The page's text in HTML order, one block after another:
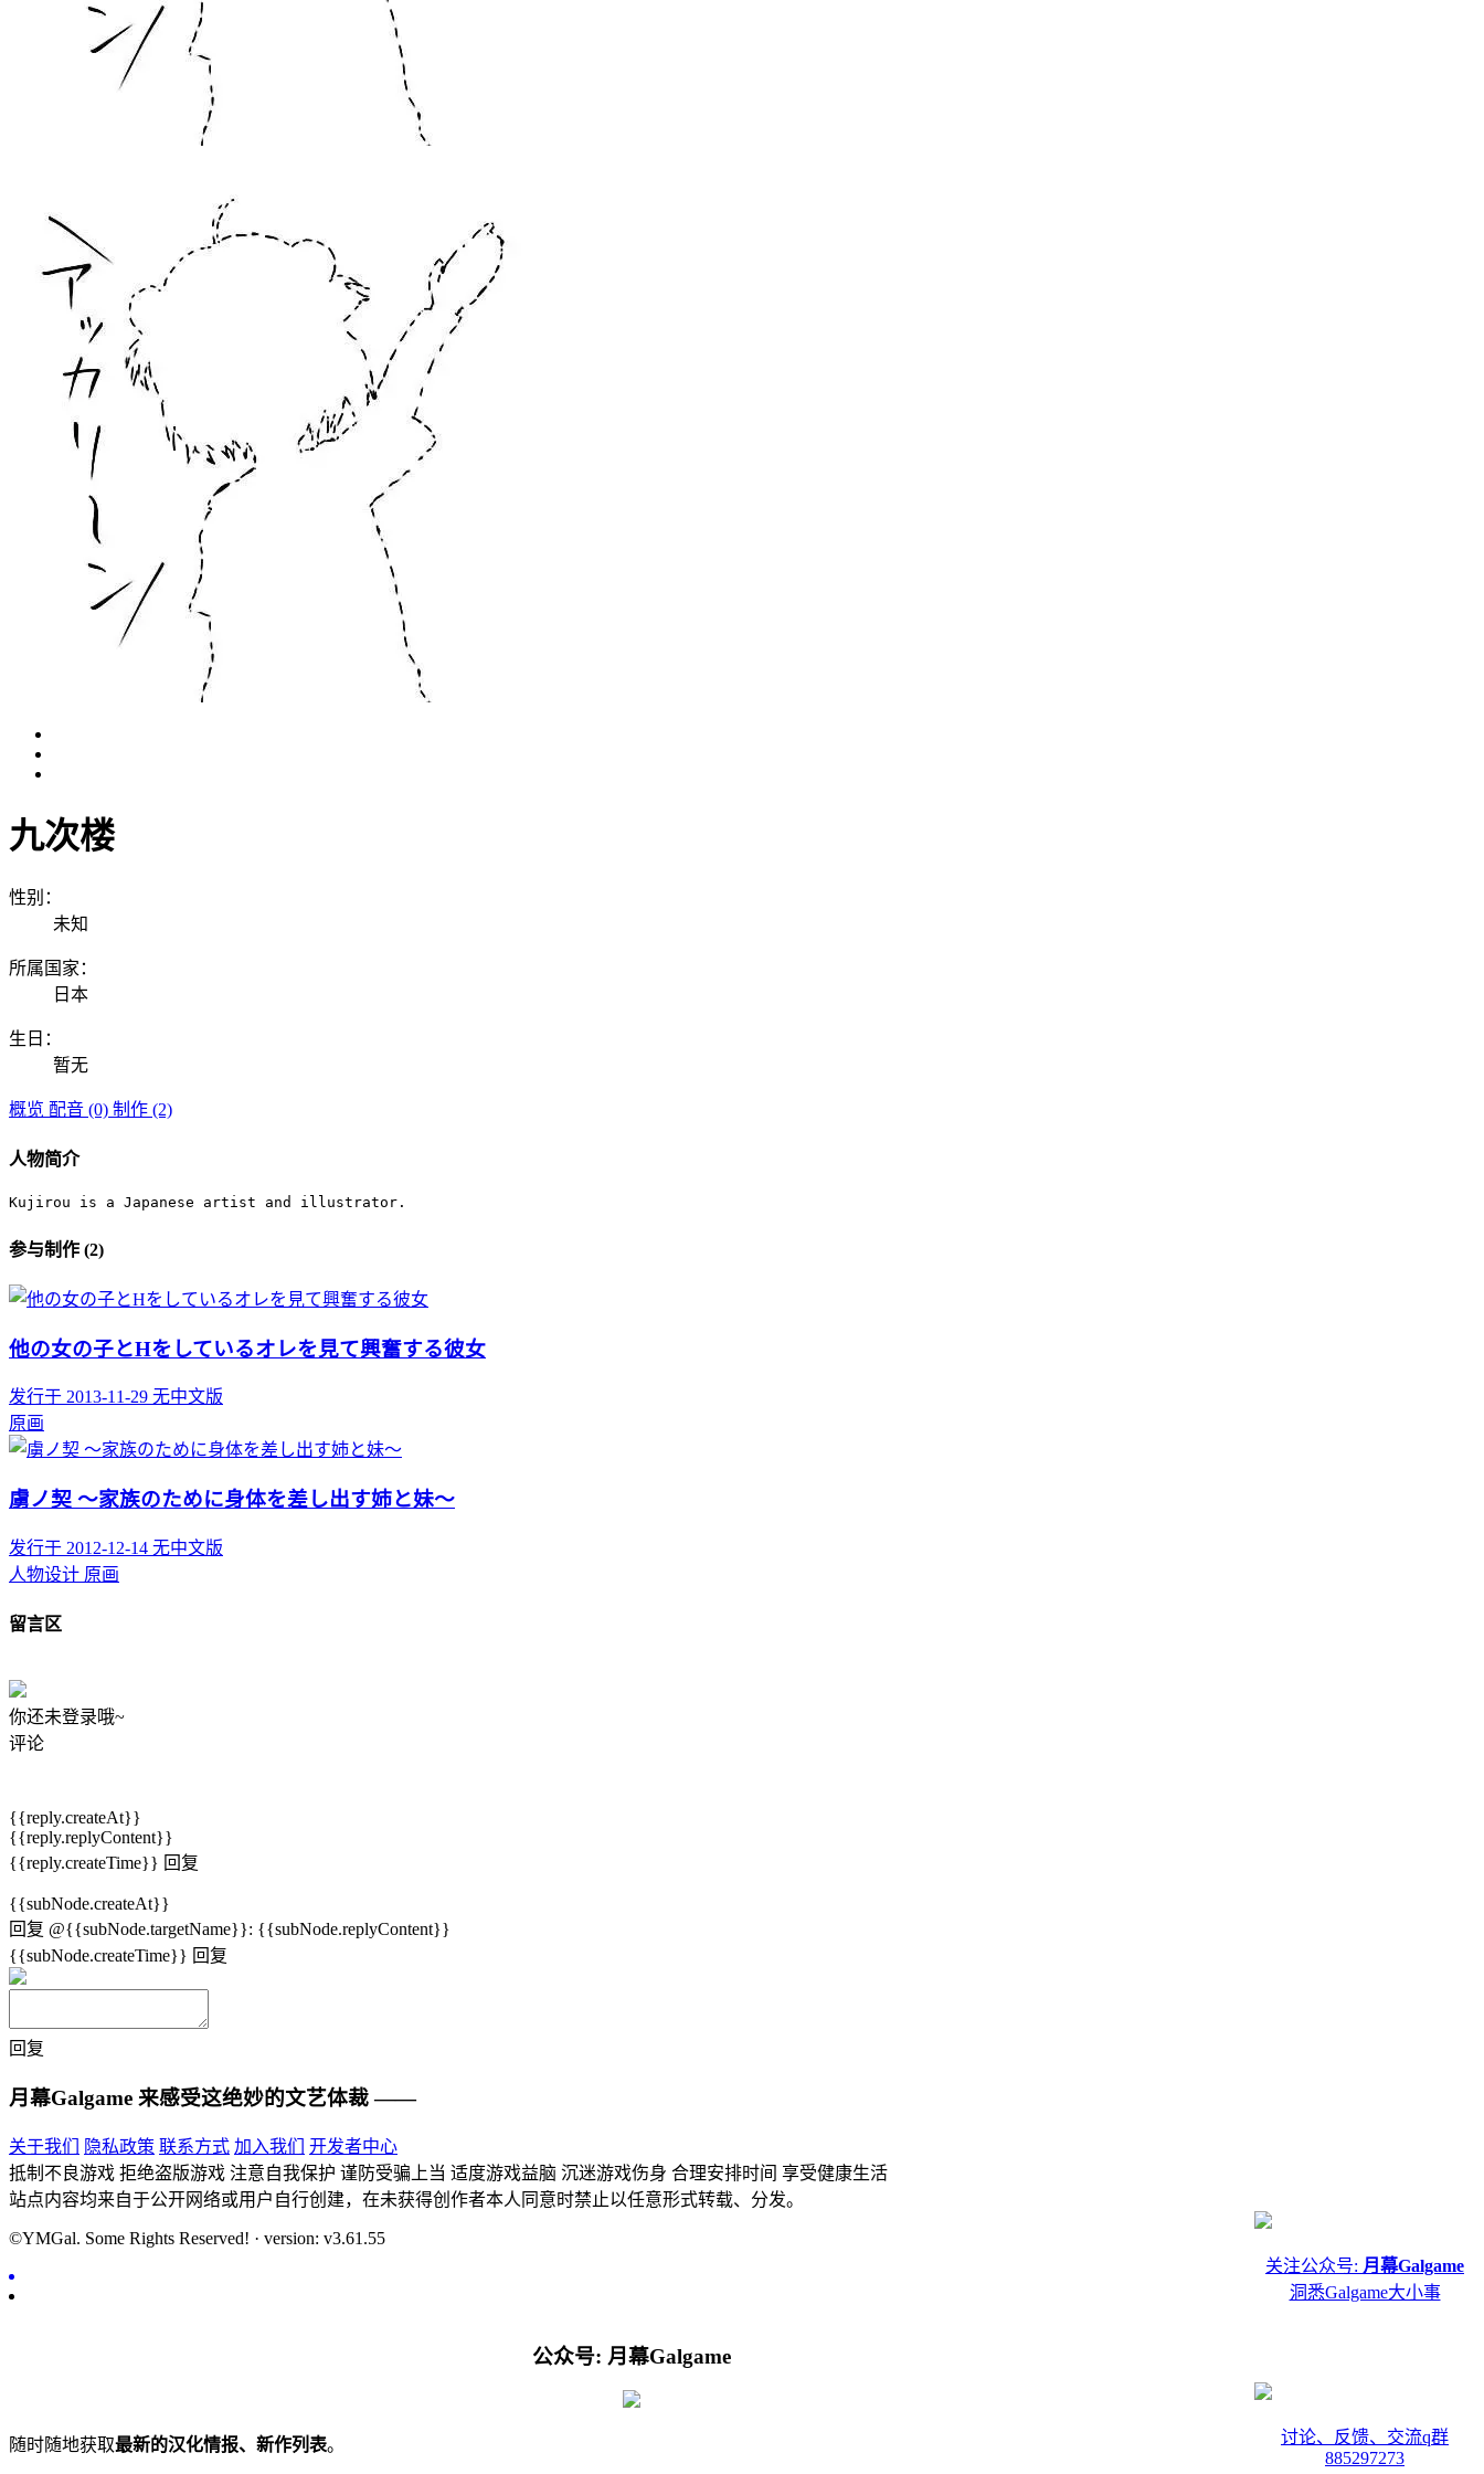
九次楼
性别：
未知
所属国家：
日本
生日：
暂无
概览 配音 (0) 制作 (2)
人物简介
Kujirou is a Japanese artist and illustrator.
参与制作 (2)
他の女の子とHをしているオレを見て興奮する彼女
发行于 2013-11-29 无中文版
原画
虜ノ契 ～家族のために身体を差し出す姉と妹～
发行于 2012-12-14 无中文版
人物设计 原画
留言区
你还未登录哦~
评论
{{reply.createAt}}
{{reply.replyContent}}
{{reply.createTime}} 回复
{{subNode.createAt}}
回复 @{{subNode.targetName}}: {{subNode.replyContent}}
{{subNode.createTime}} 回复
回复
月幕Galgame 来感受这绝妙的文艺体裁 ——
关于我们 隐私政策 联系方式 加入我们
开发者中心
抵制不良游戏 拒绝盗版游戏 注意自我保护 谨防受骗上当 适度游戏益脑 沉迷游戏伤身 合理安排时间 享受健康生活
站点内容均来自于公开网络或用户自行创建，在未获得创作者本人同意时禁止以任意形式转载、分发。
关注公众号: 月幕Galgame
洞悉Galgame大小事
讨论、反馈、交流q群
885297273
©YMGal. Some Rights Reserved! · version: v3.61.55
公众号: 月幕Galgame
随时随地获取最新的汉化情报、新作列表。